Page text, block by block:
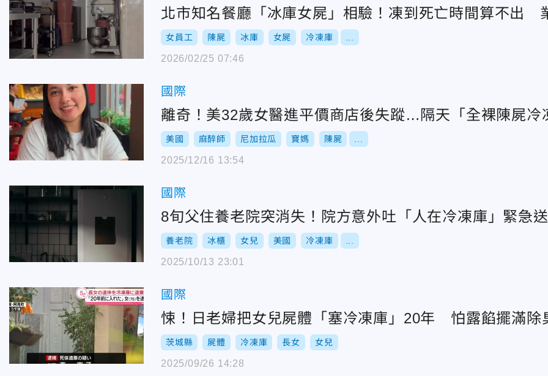
北市知名餐廳「冰庫女屍」相驗！凍到死亡時間算不出
女員工 陳屍 冰庫 女屍 冷凍庫
2026/02/25 07:46
國際
離奇！美32歲女醫進平價商店後失蹤…隔天「全裸陳屍冷
美國 麻醉師 尼加拉瓜 寶媽 陳屍
2025/12/16 13:54
國際
8旬父住養老院突消失！院方意外吐「人在冷凍庫」緊急
養老院 冰櫃 女兒 美國 冷凍庫
2025/10/13 23:01
國際
悚！日老婦把女兒屍體「塞冷凍庫」20年 怕露餡擺滿除
茨城縣 屍體 冷凍庫 長女 女兒
2025/09/26 14:28